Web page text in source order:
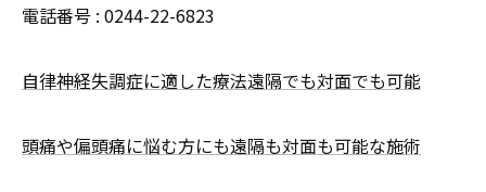
電話番号 : 0244-22-6823
自律神経失調症に適した療法遠隔でも対面でも可能
頭痛や偏頭痛に悩む方にも遠隔も対面も可能な施術